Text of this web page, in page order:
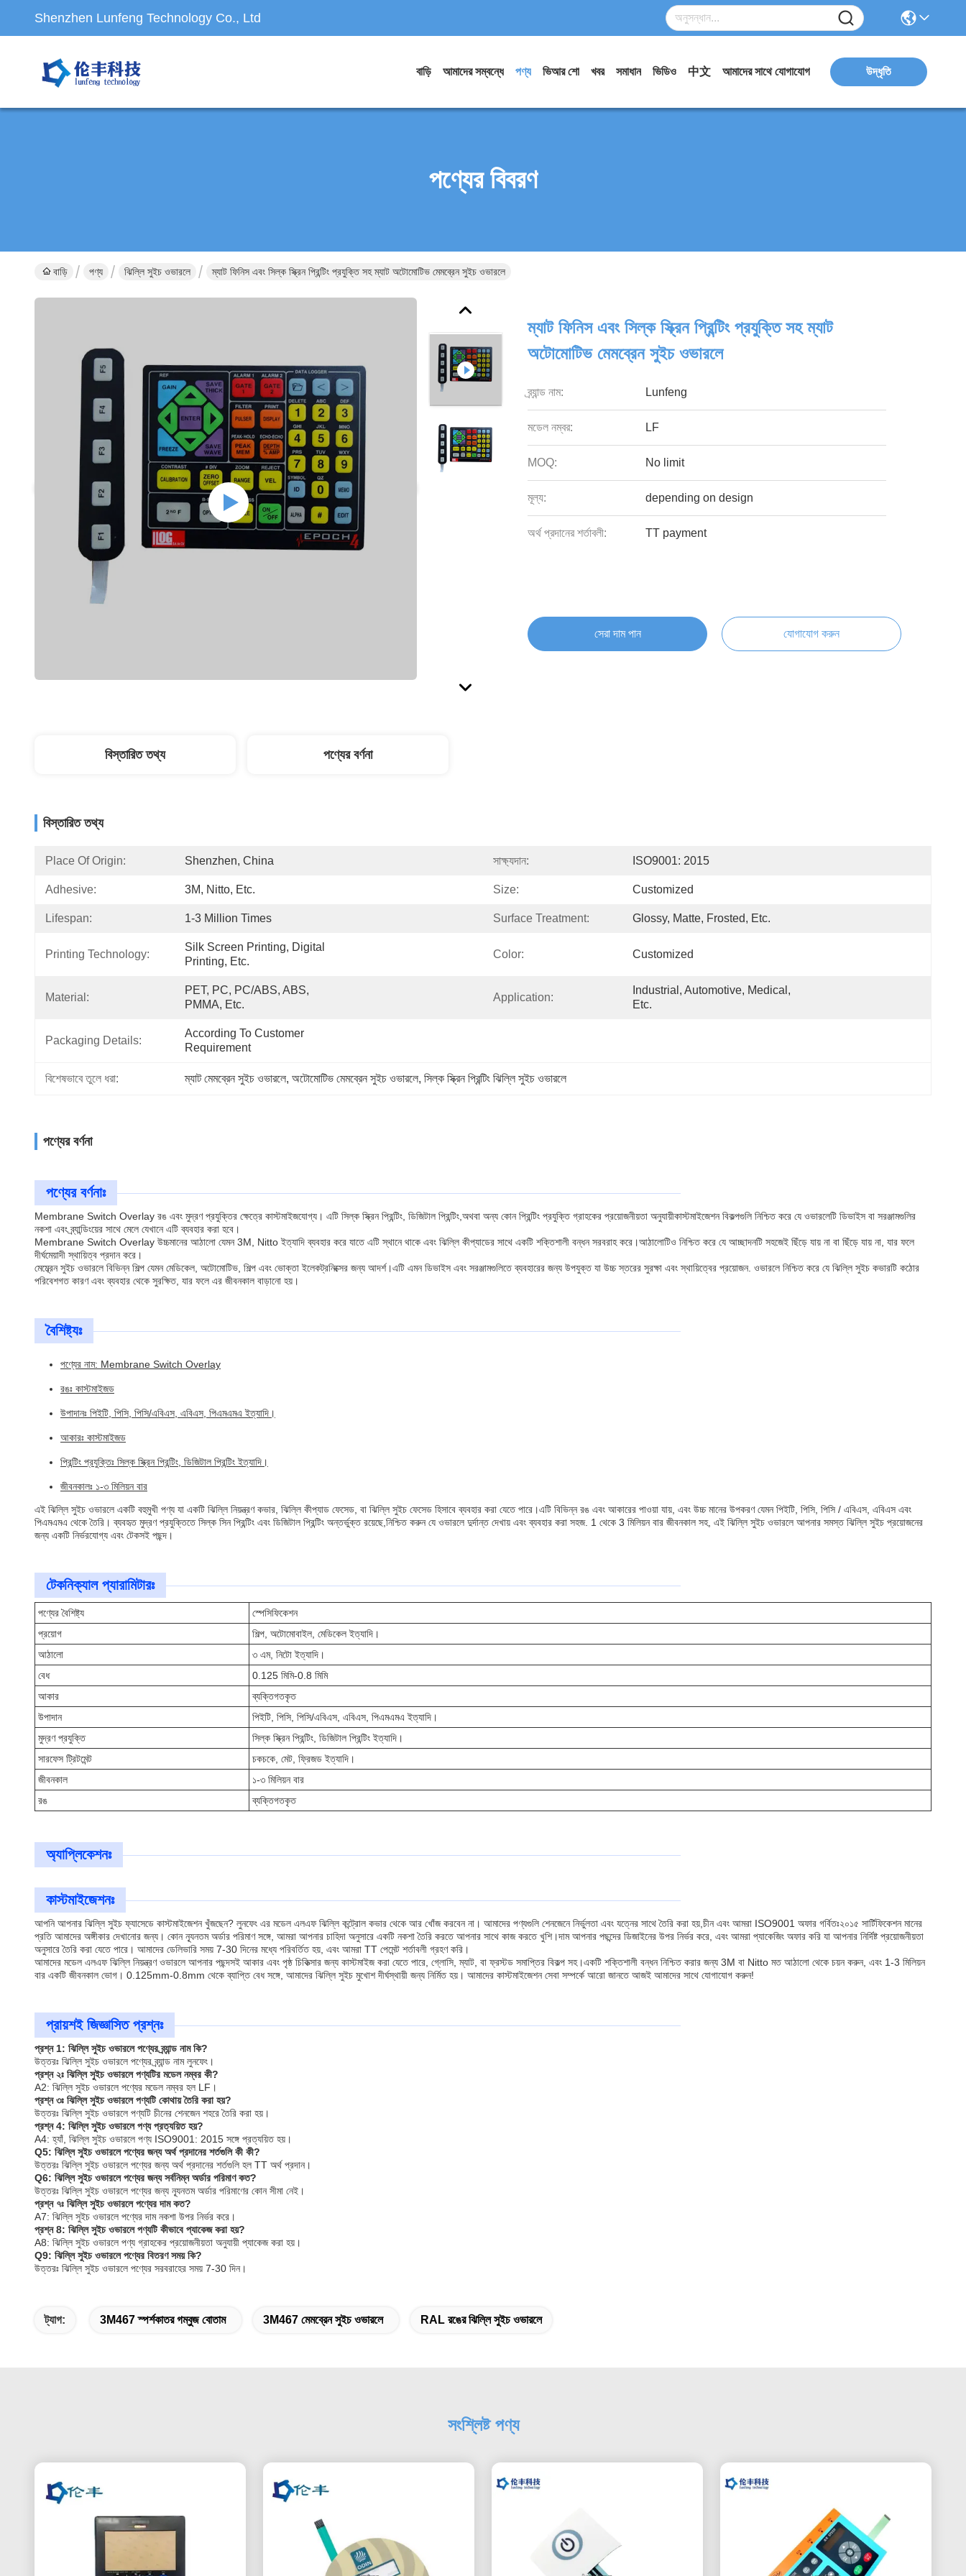
Shenzhen Lunfeng Technology Co., Ltd
বাড়ি আমাদের সম্বন্ধে পণ্য ভিআর শো খবর সমাধান ভিডিও 中文 আমাদের সাথে যোগাযোগ উদ্ধৃতি
পণ্যের বিবরণ
বাড়ি পণ্য ঝিল্লি সুইচ ওভারলে ম্যাট ফিনিস এবং সিল্ক স্ক্রিন প্রিন্টিং প্রযুক্তি সহ ম্যাট অটোমোটিভ মেমব্রেন সুইচ ওভারলে
ম্যাট ফিনিস এবং সিল্ক স্ক্রিন প্রিন্টিং প্রযুক্তি সহ ম্যাট
অটোমোটিভ মেমব্রেন সুইচ ওভারলে
ব্র্যান্ড নাম: Lunfeng
মডেল নম্বর: LF
MOQ: No limit
মূল্য: depending on design
অর্থ প্রদানের শর্তাবলী: TT payment
সেরা দাম পান যোগাযোগ করুন
বিস্তারিত তথ্য পণ্যের বর্ণনা
বিস্তারিত তথ্য
Place Of Origin: Shenzhen, China সাক্ষ্যদান: ISO9001: 2015
Adhesive: 3M, Nitto, Etc. Size: Customized
Lifespan: 1-3 Million Times Surface Treatment: Glossy, Matte, Frosted, Etc.
Printing Technology:
Silk Screen Printing, Digital
Printing, Etc.
Color: Customized
Material:
PET, PC, PC/ABS, ABS,
PMMA, Etc.
Application:
Industrial, Automotive, Medical,
Etc.
Packaging Details:
According To Customer
Requirement
বিশেষভাবে তুলে ধরা: ম্যাট মেমব্রেন সুইচ ওভারলে, অটোমোটিভ মেমব্রেন সুইচ ওভারলে, সিল্ক স্ক্রিন প্রিন্টিং ঝিল্লি সুইচ ওভারলে
পণ্যের বর্ণনা
পণ্যের বর্ণনাঃ
Membrane Switch Overlay রঙ এবং মুদ্রণ প্রযুক্তির ক্ষেত্রে কাস্টমাইজযোগ্য। এটি সিল্ক স্ক্রিন প্রিন্টিং, ডিজিটাল প্রিন্টিং,অথবা অন্য কোন প্রিন্টিং প্রযুক্তি গ্রাহকের প্রয়োজনীয়তা অনুযায়ীকাস্টমাইজেশন বিকল্পগুলি নিশ্চিত করে যে ওভারলেটি ডিভাইস বা সরঞ্জামগুলির
নকশা এবং ব্র্যান্ডিংয়ের সাথে মেলে যেখানে এটি ব্যবহার করা হবে।
Membrane Switch Overlay উচ্চমানের আঠালো যেমন 3M, Nitto ইত্যাদি ব্যবহার করে যাতে এটি স্থানে থাকে এবং ঝিল্লি কীপ্যাডের সাথে একটি শক্তিশালী বন্ধন সরবরাহ করে।আঠালোটিও নিশ্চিত করে যে আচ্ছাদনটি সহজেই ছিঁড়ে যায় না বা ছিঁড়ে যায় না, যার ফলে
দীর্ঘমেয়াদী স্থায়িত্ব প্রদান করে।
মেম্ব্রেন সুইচ ওভারলে বিভিন্ন শিল্প যেমন মেডিকেল, অটোমোটিভ, শিল্প এবং ভোক্তা ইলেকট্রনিক্সের জন্য আদর্শ।এটি এমন ডিভাইস এবং সরঞ্জামগুলিতে ব্যবহারের জন্য উপযুক্ত যা উচ্চ স্তরের সুরক্ষা এবং স্থায়িত্বের প্রয়োজন. ওভারলে নিশ্চিত করে যে ঝিল্লি সুইচ কভারটি কঠোর
পরিবেশগত কারণ এবং ব্যবহার থেকে সুরক্ষিত, যার ফলে এর জীবনকাল বাড়ানো হয়।
বৈশিষ্ট্যঃ
পণ্যের নাম: Membrane Switch Overlay
রঙঃ কাস্টমাইজড
উপাদানঃ পিইটি, পিসি, পিসি/এবিএস, এবিএস, পিএমএমএ ইত্যাদি।
আকারঃ কাস্টমাইজড
প্রিন্টিং প্রযুক্তিঃ সিল্ক স্ক্রিন প্রিন্টিং, ডিজিটাল প্রিন্টিং ইত্যাদি।
জীবনকালঃ ১-৩ মিলিয়ন বার
এই ঝিল্লি সুইচ ওভারলে একটি বহুমুখী পণ্য যা একটি ঝিল্লি নিয়ন্ত্রণ কভার, ঝিল্লি কীপ্যাড ফেসেড, বা ঝিল্লি সুইচ ফেসেড হিসাবে ব্যবহার করা যেতে পারে।এটি বিভিন্ন রঙ এবং আকারের পাওয়া যায়, এবং উচ্চ মানের উপকরণ যেমন পিইটি, পিসি, পিসি / এবিএস, এবিএস এবং
পিএমএমএ থেকে তৈরি। ব্যবহৃত মুদ্রণ প্রযুক্তিতে সিল্ক সিন প্রিন্টিং এবং ডিজিটাল প্রিন্টিং অন্তর্ভুক্ত রয়েছে,নিশ্চিত করুন যে ওভারলে দুর্দান্ত দেখায় এবং ব্যবহার করা সহজ. 1 থেকে 3 মিলিয়ন বার জীবনকাল সহ, এই ঝিল্লি সুইচ ওভারলে আপনার সমস্ত ঝিল্লি সুইচ প্রয়োজনের
জন্য একটি নির্ভরযোগ্য এবং টেকসই পছন্দ।
টেকনিক্যাল প্যারামিটারঃ
পণ্যের বৈশিষ্ট্য
স্পেসিফিকেশন
প্রয়োগ
শিল্প, অটোমোবাইল, মেডিকেল ইত্যাদি।
আঠালো
৩ এম, নিটো ইত্যাদি।
বেধ
0.125 মিমি-0.8 মিমি
আকার
ব্যক্তিগতকৃত
উপাদান
পিইটি, পিসি, পিসি/এবিএস, এবিএস, পিএমএমএ ইত্যাদি।
মুদ্রণ প্রযুক্তি
সিল্ক স্ক্রিন প্রিন্টিং, ডিজিটাল প্রিন্টিং ইত্যাদি।
সারফেস ট্রিটমেন্ট
চকচকে, মেট, ফ্রিজড ইত্যাদি।
জীবনকাল
১-৩ মিলিয়ন বার
রঙ
ব্যক্তিগতকৃত
অ্যাপ্লিকেশনঃ
কাস্টমাইজেশনঃ
আপনি আপনার ঝিল্লি সুইচ ফ্যাসেডে কাস্টমাইজেশন খুঁজছেন? লুনফেং এর মডেল এলএফ ঝিল্লি কন্ট্রোল কভার থেকে আর খোঁজ করবেন না। আমাদের পণ্যগুলি শেনজেনে নির্ভুলতা এবং যত্নের সাথে তৈরি করা হয়,চীন এবং আমরা ISO9001 অফার গর্বিতঃ২০১৫ সার্টিফিকেশন মানের
প্রতি আমাদের অঙ্গীকার দেখানোর জন্য। কোন ন্যূনতম অর্ডার পরিমাণ সঙ্গে, আমরা আপনার চাহিদা অনুসারে একটি নকশা তৈরি করতে আপনার সাথে কাজ করতে খুশি।দাম আপনার পছন্দের ডিজাইনের উপর নির্ভর করে, এবং আমরা প্যাকেজিং অফার করি যা আপনার নির্দিষ্ট প্রয়োজনীয়তা
অনুসারে তৈরি করা যেতে পারে। আমাদের ডেলিভারি সময় 7-30 দিনের মধ্যে পরিবর্তিত হয়, এবং আমরা TT পেমেন্ট শর্তাবলী গ্রহণ করি।
আমাদের মডেল এলএফ ঝিল্লি নিয়ন্ত্রণ ওভারলে আপনার পছন্দসই আকার এবং পৃষ্ঠ চিকিত্সার জন্য কাস্টমাইজ করা যেতে পারে, গ্লোসি, ম্যাট, বা ফ্রস্টড সমাপ্তির বিকল্প সহ।একটি শক্তিশালী বন্ধন নিশ্চিত করার জন্য 3M বা Nitto মত আঠালো থেকে চয়ন করুন, এবং 1-3 মিলিয়ন
বার একটি জীবনকাল ভোগ। 0.125mm-0.8mm থেকে ব্যাপ্তি বেধ সঙ্গে, আমাদের ঝিল্লি সুইচ মুখোশ দীর্ঘস্থায়ী জন্য নির্মিত হয়। আমাদের কাস্টমাইজেশন সেবা সম্পর্কে আরো জানতে আজই আমাদের সাথে যোগাযোগ করুন!
প্রায়শই জিজ্ঞাসিত প্রশ্নঃ
প্রশ্ন 1: ঝিল্লি সুইচ ওভারলে পণ্যের ব্র্যান্ড নাম কি?
উত্তরঃ ঝিল্লি সুইচ ওভারলে পণ্যের ব্র্যান্ড নাম লুনফেং।
প্রশ্ন ২ঃ ঝিল্লি সুইচ ওভারলে পণ্যটির মডেল নম্বর কী?
A2: ঝিল্লি সুইচ ওভারলে পণ্যের মডেল নম্বর হল LF।
প্রশ্ন ৩ঃ ঝিল্লি সুইচ ওভারলে পণ্যটি কোথায় তৈরি করা হয়?
উত্তরঃ ঝিল্লি সুইচ ওভারলে পণ্যটি চীনের শেনজেন শহরে তৈরি করা হয়।
প্রশ্ন 4: ঝিল্লি সুইচ ওভারলে পণ্য প্রত্যয়িত হয়?
A4: হ্যাঁ, ঝিল্লি সুইচ ওভারলে পণ্য ISO9001: 2015 সঙ্গে প্রত্যয়িত হয়।
Q5: ঝিল্লি সুইচ ওভারলে পণ্যের জন্য অর্থ প্রদানের শর্তগুলি কী কী?
উত্তরঃ ঝিল্লি সুইচ ওভারলে পণ্যের জন্য অর্থ প্রদানের শর্তগুলি হল TT অর্থ প্রদান।
Q6: ঝিল্লি সুইচ ওভারলে পণ্যের জন্য সর্বনিম্ন অর্ডার পরিমাণ কত?
উত্তরঃ ঝিল্লি সুইচ ওভারলে পণ্যের জন্য ন্যূনতম অর্ডার পরিমাণের কোন সীমা নেই।
প্রশ্ন ৭ঃ ঝিল্লি সুইচ ওভারলে পণ্যের দাম কত?
A7: ঝিল্লি সুইচ ওভারলে পণ্যের দাম নকশা উপর নির্ভর করে।
প্রশ্ন 8: ঝিল্লি সুইচ ওভারলে পণ্যটি কীভাবে প্যাকেজ করা হয়?
A8: ঝিল্লি সুইচ ওভারলে পণ্য গ্রাহকের প্রয়োজনীয়তা অনুযায়ী প্যাকেজ করা হয়।
Q9: ঝিল্লি সুইচ ওভারলে পণ্যের বিতরণ সময় কি?
উত্তরঃ ঝিল্লি সুইচ ওভারলে পণ্যের সরবরাহের সময় 7-30 দিন।
ট্যাগ: 3M467 স্পর্শকাতর গম্বুজ বোতাম 3M467 মেমব্রেন সুইচ ওভারলে RAL রঙের ঝিল্লি সুইচ ওভারলে
সংশ্লিষ্ট পণ্য